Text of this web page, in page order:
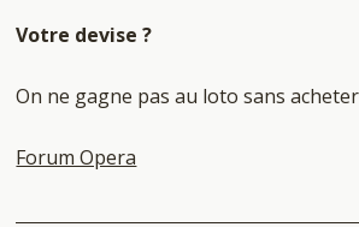
Votre devise ?
On ne gagne pas au loto sans
Forum Opera